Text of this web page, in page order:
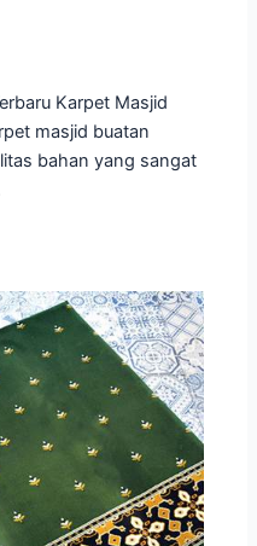
Karpet Masjid
masjid buatan
bahan yang sangat